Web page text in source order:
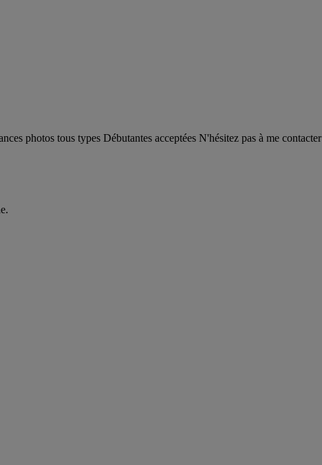
photos tous types Débutantes acceptées N'hésitez pas à me contacter